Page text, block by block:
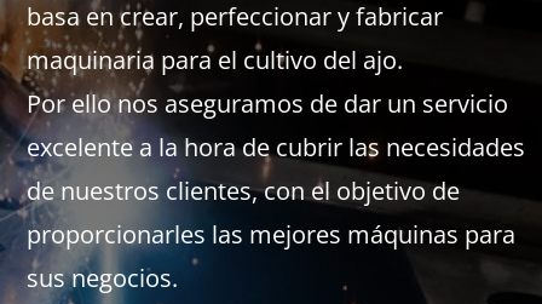
basa en crear, perfeccionar y fabricar
maquinaria para el cultivo del ajo.
Por ello nos aseguramos de dar un servicio
excelente a la hora de cubrir las necesidades
de nuestros clientes, con el objetivo de
proporcionarles las mejores máquinas para
sus negocios.